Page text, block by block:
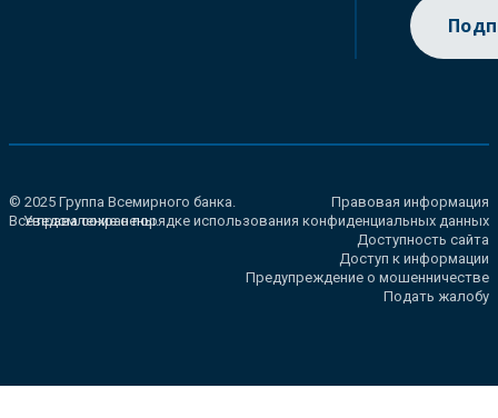
© 2025 Группа Всемирного банка.
Все права сохранены.
Правовая информация
Уведомление о порядке использования конфиденциальных данных
Доступность сайта
Доступ к информации
Предупреждение о мошенничестве
Подать жалобу